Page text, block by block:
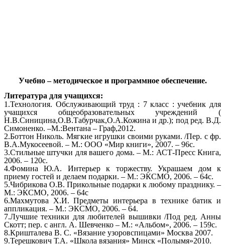
Учебно – методическое и программное обеспечение.
Литература для учащихся:
1.Технология. Обслуживающий труд : 7 класс : учебник для
учащихся общеобразовательных учреждений (
Н.В.Синицина,О.В.Табурчак,О.А.Кожина и др.); под ред. В.Д.
Симоненко. –М.:Вентана – Граф,2012.
2.Боттон Николь. Мягкие игрушки своими руками. /Пер. с фр.
В.А.Мукосеевой. – М.: ООО «Мир книги», 2007. – 96с.
3.Стильные штучки для вашего дома. – М.: АСТ-Пресс Книга,
2006. – 120с.
4.Фомина Ю.А. Интерьер к торжеству. Украшаем дом к
приему гостей и делаем подарки. – М.: ЭКСМО, 2006. – 64с.
5.Чибрикова О.В. Прикольные подарки к любому празднику. –
М.: ЭКСМО, 2006. – 64с
6.Махмутова Х.И. Предметы интерьера в технике батик и
аппликация. – М.: ЭКСМО, 2006. – 64.
7.Лучшие техники для любителей вышивки /Под ред. Анны
Скотт; пер. с англ. А. Шевченко – М.: «Альбом», 2006. – 159с.
8.Кришталева В. С. «Вязание узоровспицами» Москва 2007.
9.Терешкович Т.А. «Школа вязания» Минск «Полымя»2010.